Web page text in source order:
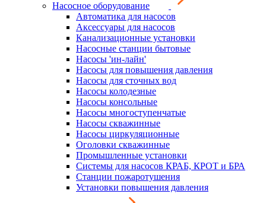
Насосное оборудование
Автоматика для насосов
Аксессуары для насосов
Канализационные установки
Насосные станции бытовые
Насосы 'ин-лайн'
Насосы для повышения давления
Насосы для сточных вод
Насосы колодезные
Насосы консольные
Насосы многоступенчатые
Насосы скважинные
Насосы циркуляционные
Оголовки скважинные
Промышленные установки
Системы для насосов КРАБ, КРОТ и БРА
Станции пожаротушения
Установки повышения давления